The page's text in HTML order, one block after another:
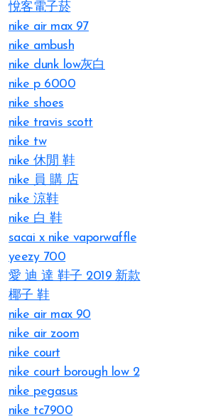
悅客電子菸
nike air max 97
nike ambush
nike dunk low灰白
nike p 6000
nike shoes
nike travis scott
nike tw
nike 休閒 鞋
nike 員 購 店
nike 涼鞋
nike 白 鞋
sacai x nike vaporwaffle
yeezy 700
愛 迪 達 鞋子 2019 新款
椰子 鞋
nike air max 90
nike air zoom
nike court
nike court borough low 2
nike pegasus
nike tc7900